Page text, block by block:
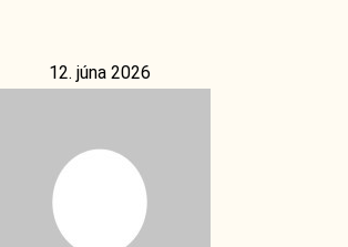
12. júna 2026